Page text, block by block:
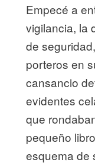
Empecé a
vigilancia, la
de
porteros en
cansancio
evidentes
que
pequeño
esquema de